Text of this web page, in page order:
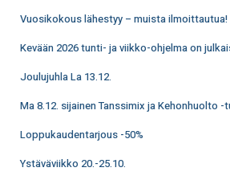
Vuosikokous lähestyy – muista ilmoittautua!
Kevään 2026 tunti- ja viikko-ohjelma on
Joulujuhla La 13.12.
Ma 8.12. sijainen Tanssimix ja Kehonhuolto -
Loppukaudentarjous -50%
Ystäväviikko 20.-25.10.